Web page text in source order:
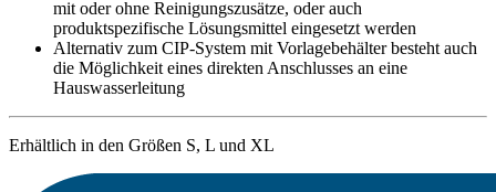
mit oder ohne Reinigungszusätze, oder auch
produktspezifische Lösungsmittel eingesetzt werden
Alternativ zum CIP-System mit Vorlagebehälter besteht auch
die Möglichkeit eines direkten Anschlusses an eine
Hauswasserleitung
Erhältlich in den Größen S, L und XL